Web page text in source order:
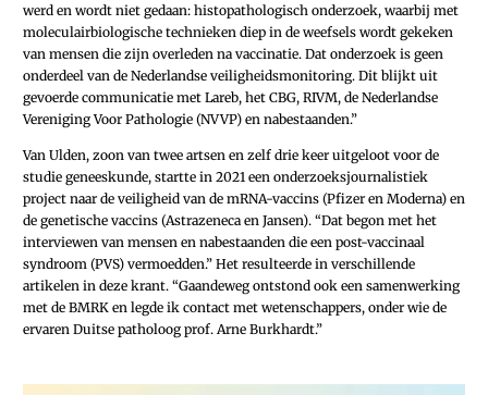
werd en wordt niet gedaan: histopathologisch onderzoek, waarbij met
moleculairbiologische technieken diep in de weefsels wordt gekeken
van mensen die zijn overleden na vaccinatie. Dat onderzoek is geen
onderdeel van de Nederlandse veiligheidsmonitoring. Dit blijkt uit
gevoerde communicatie met Lareb, het CBG, RIVM, de Nederlandse
Vereniging Voor Pathologie (NVVP) en nabestaanden.”
Van Ulden, zoon van twee artsen en zelf drie keer uitgeloot voor de
studie geneeskunde, startte in 2021 een onderzoeksjournalistiek
project naar de veiligheid van de mRNA-vaccins (Pfizer en Moderna) en
de genetische vaccins (Astrazeneca en Jansen). “Dat begon met het
interviewen van mensen en nabestaanden die een post-vaccinaal
syndroom (PVS) vermoedden.” Het resulteerde in verschillende
artikelen in deze krant. “Gaandeweg ontstond ook een samenwerking
met de BMRK en legde ik contact met wetenschappers, onder wie de
ervaren Duitse patholoog prof. Arne Burkhardt.”